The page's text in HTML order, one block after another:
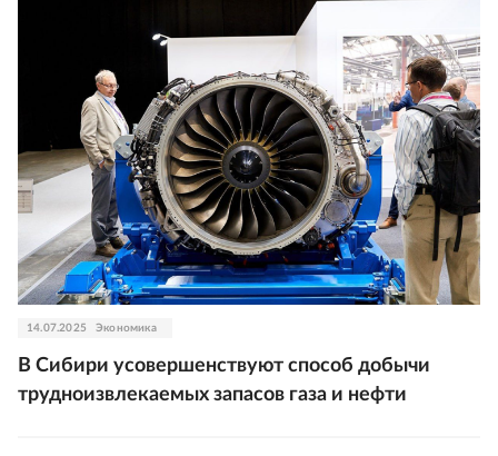
14.07.2025 Экономика
В Сибири усовершенствуют способ добычи
трудноизвлекаемых запасов газа и нефти